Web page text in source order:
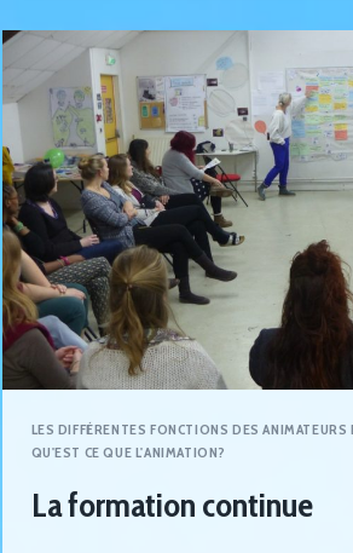
LES DIFFÉRENTES FONCTIONS DES ANIMATEURS
QU'EST CE QUE L'ANIMATION?
La formation continue